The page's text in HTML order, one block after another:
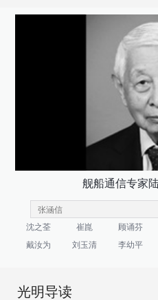
舰船通信专家
沈之荃 崔崑 顾诵芬
戴汝为
刘玉清 李幼平
光明导读